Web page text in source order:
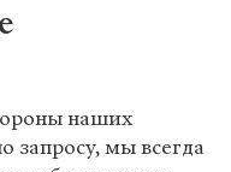
наших
запросу, мы всегда